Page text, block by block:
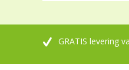
GRATIS levering